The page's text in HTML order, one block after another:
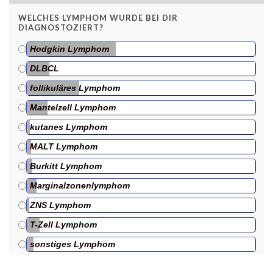
WELCHES LYMPHOM WURDE BEI DIR
DIAGNOSTOZIERT?
Hodgkin Lymphom
DLBCL
follikuläres Lymphom
Mantelzell Lymphom
kutanes Lymphom
MALT Lymphom
Burkitt Lymphom
Marginalzonenlymphom
ZNS Lymphom
T-Zell Lymphom
sonstiges Lymphom